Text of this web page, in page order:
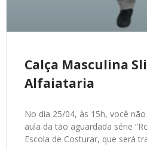
Calça Masculina
Alfaiataria
No dia 25/04, às 15h, você
aula da tão aguardada série
Escola de Costurar, que será